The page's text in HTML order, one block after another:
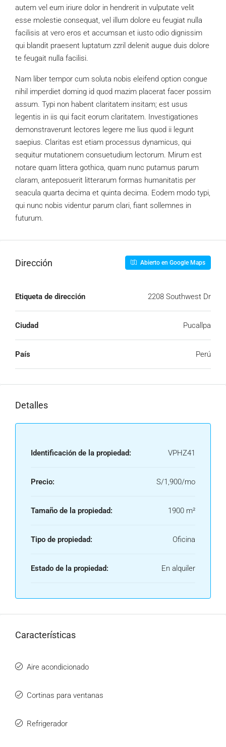
autem vel eum iriure dolor in hendrerit in vulputate velit
esse molestie consequat, vel illum dolore eu feugiat nulla
facilisis at vero eros et accumsan et iusto odio dignissim
qui blandit praesent luptatum zzril delenit augue duis dolore
te feugait nulla facilisi.
Nam liber tempor cum soluta nobis eleifend option congue
nihil imperdiet doming id quod mazim placerat facer possim
assum. Typi non habent claritatem insitam; est usus
legentis in iis qui facit eorum claritatem. Investigationes
demonstraverunt lectores legere me lius quod ii legunt
saepius. Claritas est etiam processus dynamicus, qui
sequitur mutationem consuetudium lectorum. Mirum est
notare quam littera gothica, quam nunc putamus parum
claram, anteposuerit litterarum formas humanitatis per
seacula quarta decima et quinta decima. Eodem modo typi,
qui nunc nobis videntur parum clari, fiant sollemnes in
futurum.
Dirección Abierto en Google Maps
Etiqueta de dirección 2208 Southwest Dr
Ciudad Pucallpa
País Perú
Detalles
Identificación de la propiedad: VPHZ41
Precio: S/1,900/mo
Tamaño de la propiedad: 1900 m²
Tipo de propiedad: Oficina
Estado de la propiedad: En alquiler
Características
Aire acondicionado
Cortinas para ventanas
Refrigerador